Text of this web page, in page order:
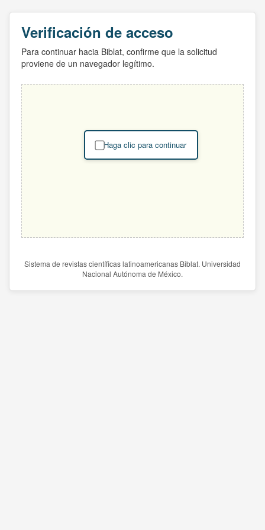
Verificación de acceso
Para continuar hacia Biblat, confirme que la solicitud
proviene de un navegador legítimo.
Haga clic para continuar
Sistema de revistas científicas latinoamericanas Biblat. Universidad
Nacional Autónoma de México.